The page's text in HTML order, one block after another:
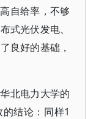
自给率，不够
式光伏发电、
良好的基础，
北电力大学的
结论：同样1